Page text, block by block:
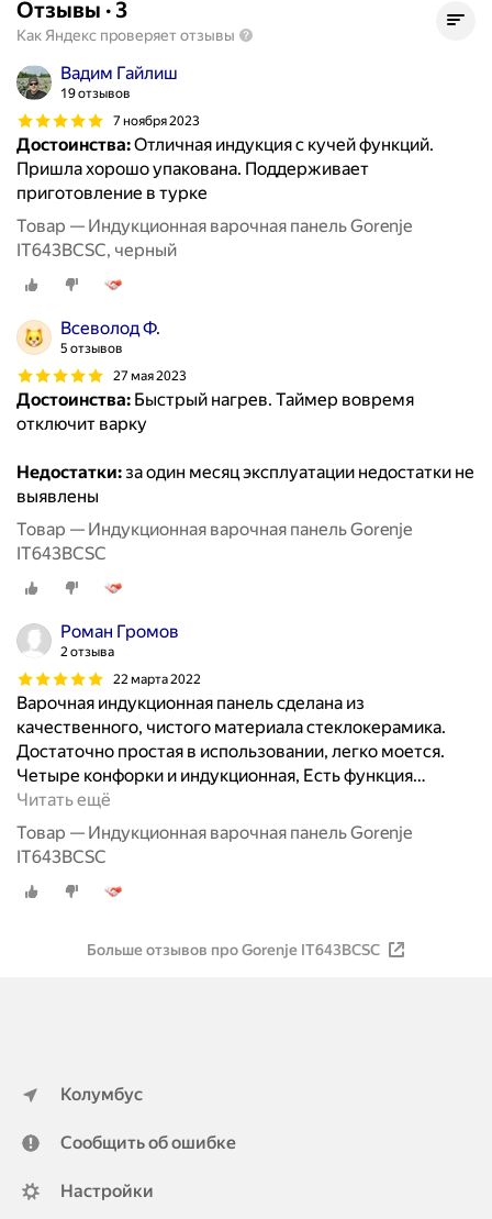
Отзывы · 3
Как Яндекс проверяет отзывы
Вадим Гайлиш
19 отзывов
7 ноября 2023
Достоинства:Отличная индукция с кучей функций.
Пришла хорошо упакована. Поддерживает
приготовление в турке
Товар — Индукционная варочная панель Gorenje
IT643BCSC, черный
Всеволод Ф.
5 отзывов
27 мая 2023
Достоинства: Быстрый нагрев. Таймер вовремя
отключит варку
Недостатки:за один месяц эксплуатации недостатки не
выявлены
Товар — Индукционная варочная панель Gorenje
IT643BCSC
Роман Громов
2 отзыва
22 марта 2022
Варочная индукционная панель сделана из
качественного, чистого материала стеклокерамика.
Достаточно простая в использовании, легко моется.
Четыре конфорки и индукционная, Есть функция…
Читать ещё
Товар — Индукционная варочная панель Gorenje
IT643BCSC
Больше отзывов про Gorenje IT643BCSC
Колумбус
Сообщить об ошибке
Настройки